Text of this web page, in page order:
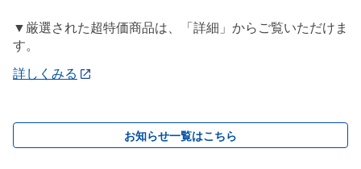
▼厳選された超特価商品は、「詳細」からご覧いただけま
す。
詳しくみる
お知らせ一覧はこちら